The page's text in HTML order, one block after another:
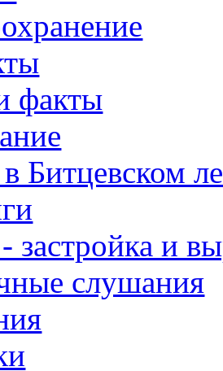
факты
Битцевском
застройка и
слушания